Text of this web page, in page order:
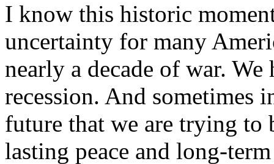
I know this historic
uncertainty for many
nearly a decade of war.
recession. And sometimes
future that we are trying
lasting peace and long-